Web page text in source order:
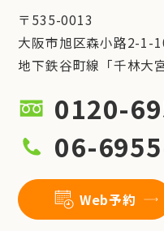
〒535-0013
大阪市旭区森小路2-1-
地下鉄谷町線「千林大
0120-
06-
Web予約